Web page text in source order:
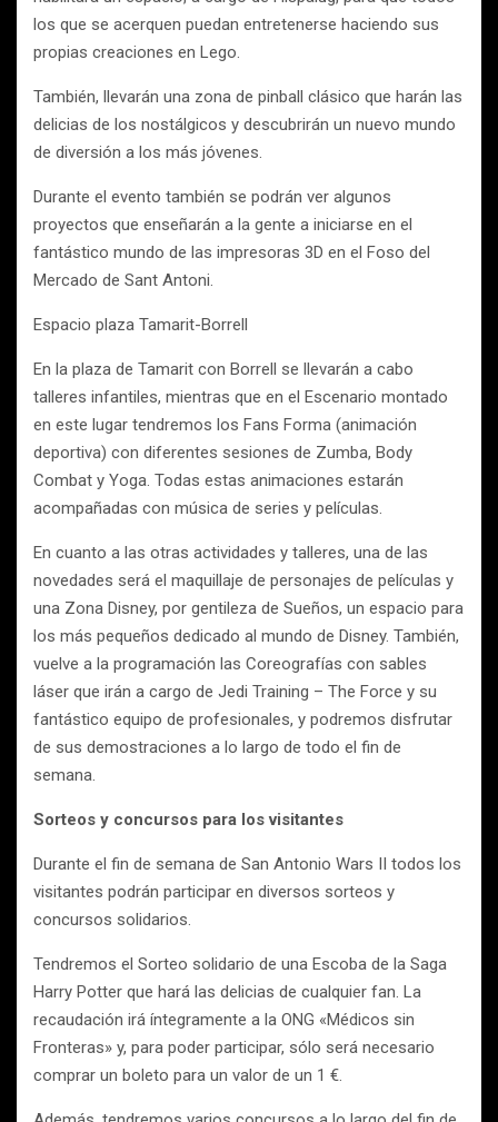
los que se acerquen puedan entretenerse haciendo sus
propias creaciones en Lego.
También, llevarán una zona de pinball clásico que harán las
delicias de los nostálgicos y descubrirán un nuevo mundo
de diversión a los más jóvenes.
Durante el evento también se podrán ver algunos
proyectos que enseñarán a la gente a iniciarse en el
fantástico mundo de las impresoras 3D en el Foso del
Mercado de Sant Antoni.
Espacio plaza Tamarit-Borrell
En la plaza de Tamarit con Borrell se llevarán a cabo
talleres infantiles, mientras que en el Escenario montado
en este lugar tendremos los Fans Forma (animación
deportiva) con diferentes sesiones de Zumba, Body
Combat y Yoga. Todas estas animaciones estarán
acompañadas con música de series y películas.
En cuanto a las otras actividades y talleres, una de las
novedades será el maquillaje de personajes de películas y
una Zona Disney, por gentileza de Sueños, un espacio para
los más pequeños dedicado al mundo de Disney. También,
vuelve a la programación las Coreografías con sables
láser que irán a cargo de Jedi Training – The Force y su
fantástico equipo de profesionales, y podremos disfrutar
de sus demostraciones a lo largo de todo el fin de
semana.
Sorteos y concursos para los visitantes
Durante el fin de semana de San Antonio Wars II todos los
visitantes podrán participar en diversos sorteos y
concursos solidarios.
Tendremos el Sorteo solidario de una Escoba de la Saga
Harry Potter que hará las delicias de cualquier fan. La
recaudación irá íntegramente a la ONG «Médicos sin
Fronteras» y, para poder participar, sólo será necesario
comprar un boleto para un valor de un 1 €.